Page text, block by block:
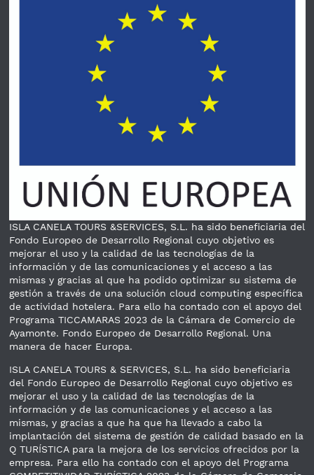
ISLA CANELA TOURS &SERVICES, S.L. ha sido beneficiaria del
Fondo Europeo de Desarrollo Regional cuyo objetivo es
mejorar el uso y la calidad de las tecnologías de la
información y de las comunicaciones y el acceso a las
mismas y gracias al que ha podido optimizar su sistema de
gestión a través de una solución cloud computing específica
de actividad hotelera. Para ello ha contado con el apoyo del
Programa TICCAMARAS 2023 de la Cámara de Comercio de
Ayamonte. Fondo Europeo de Desarrollo Regional. Una
manera de hacer Europa.
ISLA CANELA TOURS & SERVICES, S.L. ha sido beneficiaria
del Fondo Europeo de Desarrollo Regional cuyo objetivo es
mejorar el uso y la calidad de las tecnologías de la
información y de las comunicaciones y el acceso a las
mismas, y gracias a que ha que ha llevado a cabo la
implantación del sistema de gestión de calidad basado en la
Q TURÍSTICA para la mejora de los servicios ofrecidos por la
empresa. Para ello ha contado con el apoyo del Programa